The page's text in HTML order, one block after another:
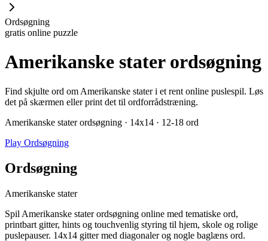
Ordsøgning
gratis online puzzle
Amerikanske stater ordsøgning
Find skjulte ord om Amerikanske stater i et rent online puslespil. Løs
det på skærmen eller print det til ordforrådstræning.
Amerikanske stater ordsøgning · 14x14 · 12-18 ord
Play Ordsøgning
Ordsøgning
Amerikanske stater
Spil Amerikanske stater ordsøgning online med tematiske ord,
printbart gitter, hints og touchvenlig styring til hjem, skole og rolige
puslepauser. 14x14 gitter med diagonaler og nogle baglæns ord.